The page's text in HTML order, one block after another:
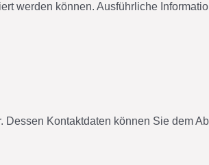
werden können. Ausführliche
Kontaktdaten können Sie dem